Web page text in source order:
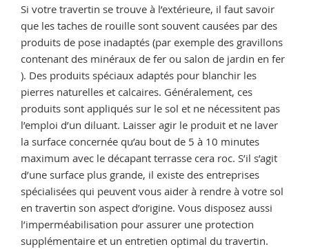
? »
Si votre travertin se trouve à l’extérieure, il faut savoir
que les taches de rouille sont souvent causées par des
produits de pose inadaptés (par exemple des gravillons
contenant des minéraux de fer ou salon de jardin en fer
). Des produits spéciaux adaptés pour blanchir les
pierres naturelles et calcaires. Généralement, ces
produits sont appliqués sur le sol et ne nécessitent pas
l’emploi d’un diluant. Laisser agir le produit et ne laver
la surface concernée qu’au bout de 5 à 10 minutes
maximum avec le décapant terrasse cera roc. S’il s’agit
d’une surface plus grande, il existe des entreprises
spécialisées qui peuvent vous aider à rendre à votre sol
en travertin son aspect d’origine. Vous disposez aussi
l’imperméabilisation pour assurer une protection
supplémentaire et un entretien optimal du travertin.